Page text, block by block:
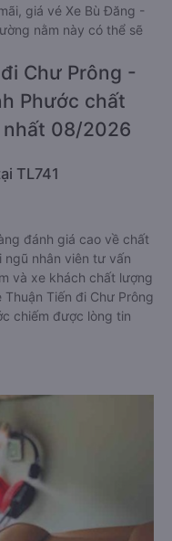
giá vé Xe Bù Đăng -
nằm này có thể sẽ
Chư Prông -
Phước chất
nhất 08/2026
TL741
đánh giá cao về chất
nhân viên tư vấn
và xe khách chất lượng
Tiến đi Chư Prông
chiếm được lòng tin